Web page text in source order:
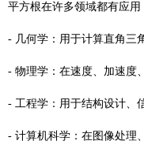
平方根在许多领域都有应用
- 几何学：用于计算直角三
- 物理学：在速度、加速度
- 工程学：用于结构设计、
- 计算机科学：在图像处理